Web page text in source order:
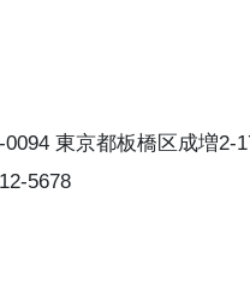
東京都板橋区成増2-
5678